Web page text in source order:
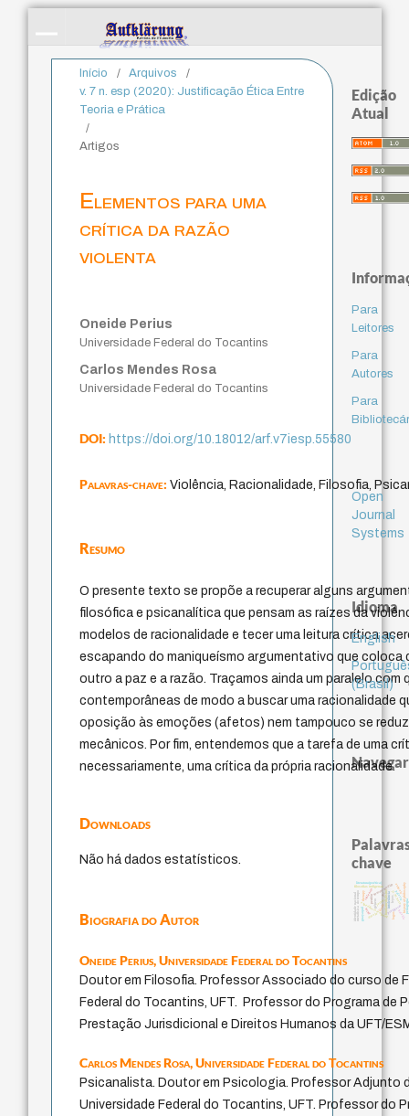
Início / Arquivos
/
v. 7 n. esp (2020): Justificação Ética Entre
Teoria e Prática
/
Artigos
Elementos para uma
crítica da razão
violenta
Oneide Perius
Universidade Federal do Tocantins
Carlos Mendes Rosa
Universidade Federal do Tocantins
DOI:https://doi.org/10.18012/arf.v7iesp.55580
Palavras-chave:Violência, Racionalidade, Filosofia,
Resumo
O presente texto se propõe a recuperar alguns
filosófica e psicanalítica que pensam as raízes da
modelos de racionalidade e tecer uma leitura crítica
escapando do maniqueísmo argumentativo que coloca
outro a paz e a razão. Traçamos ainda um paralelo
contemporâneas de modo a buscar uma racionalidade
oposição às emoções (afetos) nem tampouco se
mecânicos. Por fim, entendemos que a tarefa de uma
necessariamente, uma crítica da própria racionalidade.
Downloads
Não há dados estatísticos.
Biografia do Autor
Oneide Perius,Universidade Federal do Tocantins
Doutor em Filosofia. Professor Associado do curso de
Federal do Tocantins, UFT. Professor do Programa de
Prestação Jurisdicional e Direitos Humanos da UFT/
Carlos Mendes Rosa,Universidade Federal do Tocantins
Psicanalista. Doutor em Psicologia. Professor Adjunto
Universidade Federal do Tocantins, UFT. Professor do
Edição
Atual
Para
Leitores
Para
Autores
Para
Open
Journal
Systems
Idioma
English
(Brasil)
Navegar
chave
fundamentalismo
jacobi
protágoras
experiência temporal
metafísica do tempo géneroidade intolerância history of philosophy
identidade nacional
homem-medida
filosofias indígenas
j.c.m. neto
palavra
literatura (poética)
perdón
violencia
guayaquil logos
pedagogia
lei
desejo bataille
mind
therapy
animais